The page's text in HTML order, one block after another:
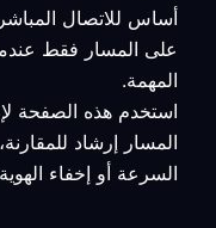
أساس للاتصال
على المسار فقط
المهمة.
استخدم هذه الصفحة
المسار إرشاد
السرعة أو إخفاء